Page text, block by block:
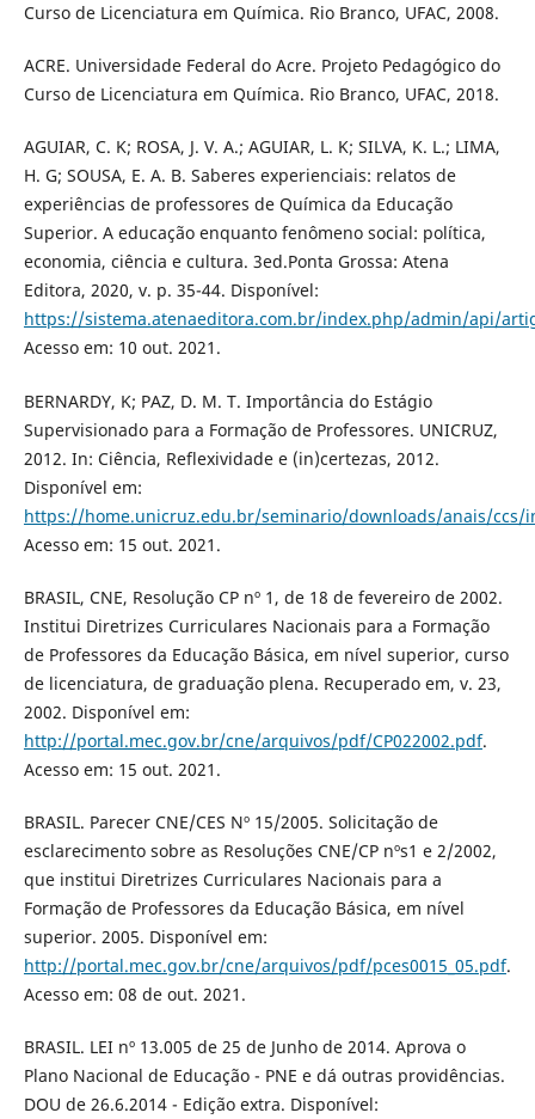
Curso de Licenciatura em Química. Rio Branco, UFAC, 2008.
ACRE. Universidade Federal do Acre. Projeto Pedagógico do
Curso de Licenciatura em Química. Rio Branco, UFAC, 2018.
AGUIAR, C. K; ROSA, J. V. A.; AGUIAR, L. K; SILVA, K. L.; LIMA,
H. G; SOUSA, E. A. B. Saberes experienciais: relatos de
experiências de professores de Química da Educação
Superior. A educação enquanto fenômeno social: política,
economia, ciência e cultura. 3ed.Ponta Grossa: Atena
Editora, 2020, v. p. 35-44. Disponível:
https://sistema.atenaeditora.com.br/index.php/admin/api/
Acesso em: 10 out. 2021.
BERNARDY, K; PAZ, D. M. T. Importância do Estágio
Supervisionado para a Formação de Professores. UNICRUZ,
2012. In: Ciência, Reflexividade e (in)certezas, 2012.
Disponível em:
https://home.unicruz.edu.br/seminario/downloads/anais/ccs/
Acesso em: 15 out. 2021.
BRASIL, CNE, Resolução CP nº 1, de 18 de fevereiro de 2002.
Institui Diretrizes Curriculares Nacionais para a Formação
de Professores da Educação Básica, em nível superior, curso
de licenciatura, de graduação plena. Recuperado em, v. 23,
2002. Disponível em:
http://portal.mec.gov.br/cne/arquivos/pdf/CP022002.pdf.
Acesso em: 15 out. 2021.
BRASIL. Parecer CNE/CES Nº 15/2005. Solicitação de
esclarecimento sobre as Resoluções CNE/CP nºs1 e 2/2002,
que institui Diretrizes Curriculares Nacionais para a
Formação de Professores da Educação Básica, em nível
superior. 2005. Disponível em:
http://portal.mec.gov.br/cne/arquivos/pdf/pces0015_05.pdf.
Acesso em: 08 de out. 2021.
BRASIL. LEI nº 13.005 de 25 de Junho de 2014. Aprova o
Plano Nacional de Educação - PNE e dá outras providências.
DOU de 26.6.2014 - Edição extra. Disponível: